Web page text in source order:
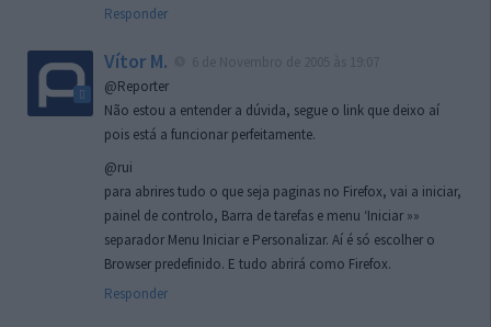
Responder
Vítor M.
@Reporter
Não estou a entender a dúvida, segue o link que deixo aí
pois está a funcionar perfeitamente.
@rui
para abrires tudo o que seja paginas no Firefox, vai a iniciar,
painel de controlo, Barra de tarefas e menu ‘Iniciar »»
separador Menu Iniciar e Personalizar. Aí é só escolher o
Browser predefinido. E tudo abrirá como Firefox.
Responder